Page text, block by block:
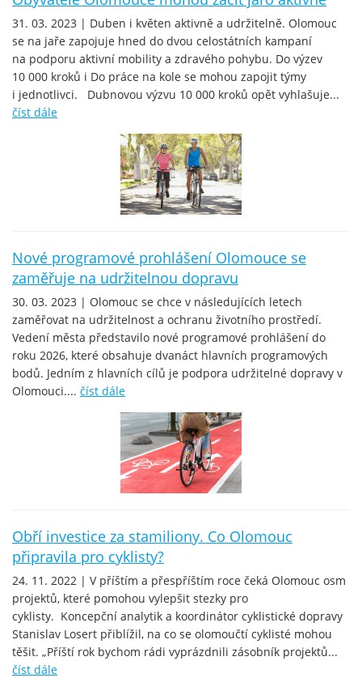
31. 03. 2023 | Duben i květen aktivně a udržitelně. Olomouc
se na jaře zapojuje hned do dvou celostátních kampaní
na podporu aktivní mobility a zdravého pohybu. Do výzev
10 000 kroků i Do práce na kole se mohou zapojit týmy
i jednotlivci. Dubnovou výzvu 10 000 kroků opět vyhlašuje...
číst dále
Nové programové prohlášení Olomouce se
zaměřuje na udržitelnou dopravu
30. 03. 2023 | Olomouc se chce v následujících letech
zaměřovat na udržitelnost a ochranu životního prostředí.
Vedení města představilo nové programové prohlášení do
roku 2026, které obsahuje dvanáct hlavních programových
bodů. Jedním z hlavních cílů je podpora udržitelné dopravy v
Olomouci.... číst dále
Obří investice za stamiliony. Co Olomouc
připravila pro cyklisty?
24. 11. 2022 | V příštím a přespříštím roce čeká Olomouc osm
projektů, které pomohou vylepšit stezky pro
cyklisty. Koncepční analytik a koordinátor cyklistické dopravy
Stanislav Losert přiblížil, na co se olomoučtí cyklisté mohou
těšit. „Příští rok bychom rádi vyprázdnili zásobník projektů...
číst dále